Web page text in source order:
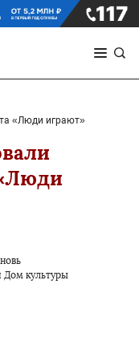
«Люди играют»
культуры